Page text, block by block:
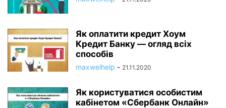
Як оплатити кредит Хоум
Кредит Банку — огляд всіх
способів
maxwelhelp - 21.11.2020
Як користуватися особистим
кабінетом «Сбербанк Онлайн»